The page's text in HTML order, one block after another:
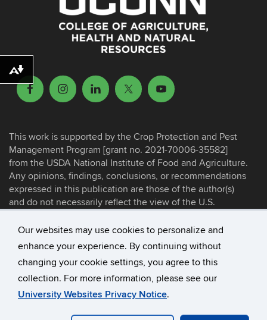
Our websites may use cookies to personalize and
enhance your experience. By continuing without
changing your cookie settings, you agree to this
collection. For more information, please see our
University Websites Privacy Notice.
This work is supported by the Crop Protection and Pest
Management Program [grant no. 2021-70006-35582]
from the USDA National Institute of Food and Agriculture.
Any opinions, findings, conclusions, or recommendations
expressed in this publication are those of the author(s)
and do not necessarily reflect the view of the U.S.
University of Connecticut
Disclaimers, Privacy & Copyright
Download alternative formats ...